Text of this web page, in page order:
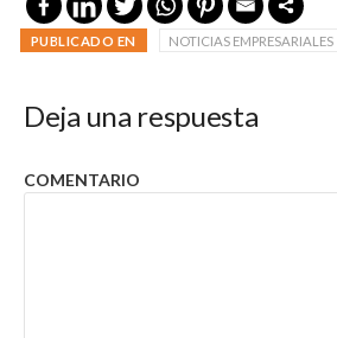
PUBLICADO EN NOTICIAS EMPRESARIALES
Deja una respuesta
COMENTARIO